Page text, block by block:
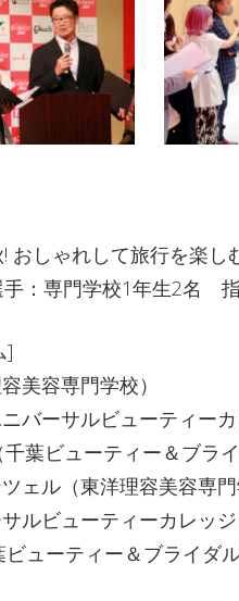
おしゃれして旅行を楽
：専門学校1年生2名 指
]
美容専門学校）
バーサルビューティーカ
葉ビューティー＆ブライ
ェル（東洋理容美容専門
ルビューティーカレッジ
ューティー＆ブライダル